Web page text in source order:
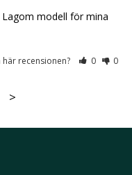
modell för mina
recensionen? 0 0
>